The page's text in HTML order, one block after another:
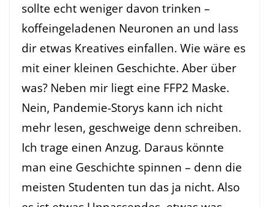
sollte echt weniger davon trinken –
koffeingeladenen Neuronen an und lass
dir etwas Kreatives einfallen. Wie wäre es
mit einer kleinen Geschichte. Aber über
was? Neben mir liegt eine FFP2 Maske.
Nein, Pandemie-Storys kann ich nicht
mehr lesen, geschweige denn schreiben.
Ich trage einen Anzug. Daraus könnte
man eine Geschichte spinnen – denn die
meisten Studenten tun das ja nicht. Also